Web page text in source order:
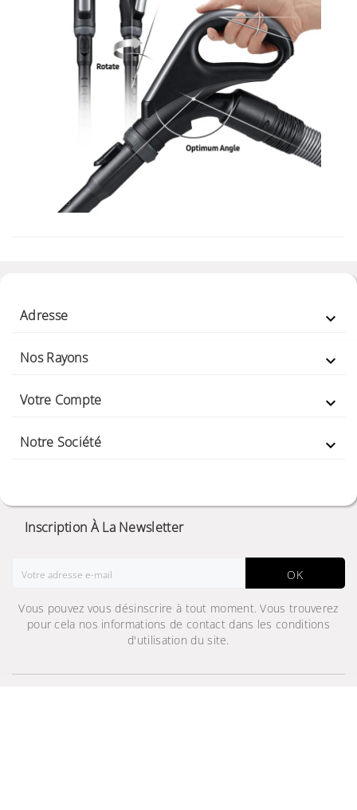
Aspirateur cylindrique
VC2100M avec système
Cyclone Force et turbine
W
Adresse 
Nos Rayons 
Votre Compte 
Notre Société 
Inscription À La Newsletter
OK
Vous pouvez vous désinscrire à tout moment. Vous trouverez
pour cela nos informations de contact dans les conditions
d'utilisation du site.